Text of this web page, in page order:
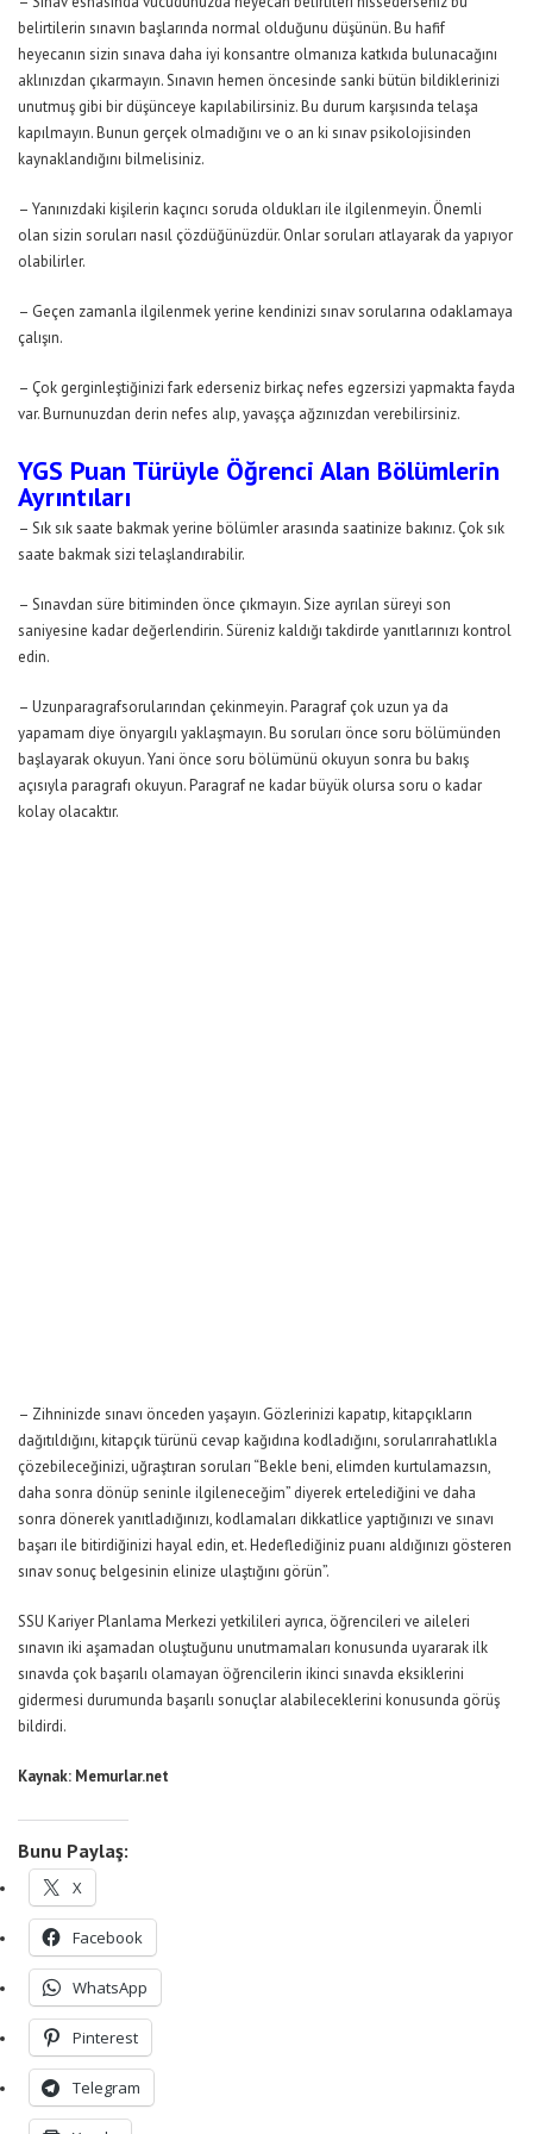
belirtilerin sınavın başlarında normal olduğunu düşünün. Bu hafif
heyecanın sizin sınava daha iyi konsantre olmanıza katkıda bulunacağını
aklınızdan çıkarmayın. Sınavın hemen öncesinde sanki bütün bildiklerinizi
unutmuş gibi bir düşünceye kapılabilirsiniz. Bu durum karşısında telaşa
kapılmayın. Bunun gerçek olmadığını ve o an ki sınav psikolojisinden
kaynaklandığını bilmelisiniz.
– Yanınızdaki kişilerin kaçıncı soruda oldukları ile ilgilenmeyin. Önemli
olan sizin soruları nasıl çözdüğünüzdür. Onlar soruları atlayarak da yapıyor
olabilirler.
– Geçen zamanla ilgilenmek yerine kendinizi sınav sorularına odaklamaya
çalışın.
– Çok gerginleştiğinizi fark ederseniz birkaç nefes egzersizi yapmakta fayda
var. Burnunuzdan derin nefes alıp, yavaşça ağzınızdan verebilirsiniz.
YGS Puan Türüyle Öğrenci Alan Bölümlerin
Ayrıntıları
– Sık sık saate bakmak yerine bölümler arasında saatinize bakınız. Çok sık
saate bakmak sizi telaşlandırabilir.
– Sınavdan süre bitiminden önce çıkmayın. Size ayrılan süreyi son
saniyesine kadar değerlendirin. Süreniz kaldığı takdirde yanıtlarınızı kontrol
edin.
– Uzunparagrafsorularından çekinmeyin. Paragraf çok uzun ya da
yapamam diye önyargılı yaklaşmayın. Bu soruları önce soru bölümünden
başlayarak okuyun. Yani önce soru bölümünü okuyun sonra bu bakış
açısıyla paragrafı okuyun. Paragraf ne kadar büyük olursa soru o kadar
kolay olacaktır.
– Zihninizde sınavı önceden yaşayın. Gözlerinizi kapatıp, kitapçıkların
dağıtıldığını, kitapçık türünü cevap kağıdına kodladığını, sorularırahatlıkla
çözebileceğinizi, uğraştıran soruları “Bekle beni, elimden kurtulamazsın,
daha sonra dönüp seninle ilgileneceğim” diyerek ertelediğini ve daha
sonra dönerek yanıtladığınızı, kodlamaları dikkatlice yaptığınızı ve sınavı
başarı ile bitirdiğinizi hayal edin, et. Hedeflediğiniz puanı aldığınızı gösteren
sınav sonuç belgesinin elinize ulaştığını görün”.
SSU Kariyer Planlama Merkezi yetkilileri ayrıca, öğrencileri ve aileleri
sınavın iki aşamadan oluştuğunu unutmamaları konusunda uyararak ilk
sınavda çok başarılı olamayan öğrencilerin ikinci sınavda eksiklerini
gidermesi durumunda başarılı sonuçlar alabileceklerini konusunda görüş
bildirdi.
Kaynak: Memurlar.net
Bunu Paylaş:
X
Facebook
WhatsApp
Pinterest
Telegram